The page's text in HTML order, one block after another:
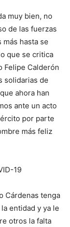
muy bien, no
de las fuerzas
hasta se
que se critica
Felipe Calderón
solidarias de
ahora han
ante un acto
por parte
más feliz
19
Cárdenas tenga
entidad y ya le
otros la falta